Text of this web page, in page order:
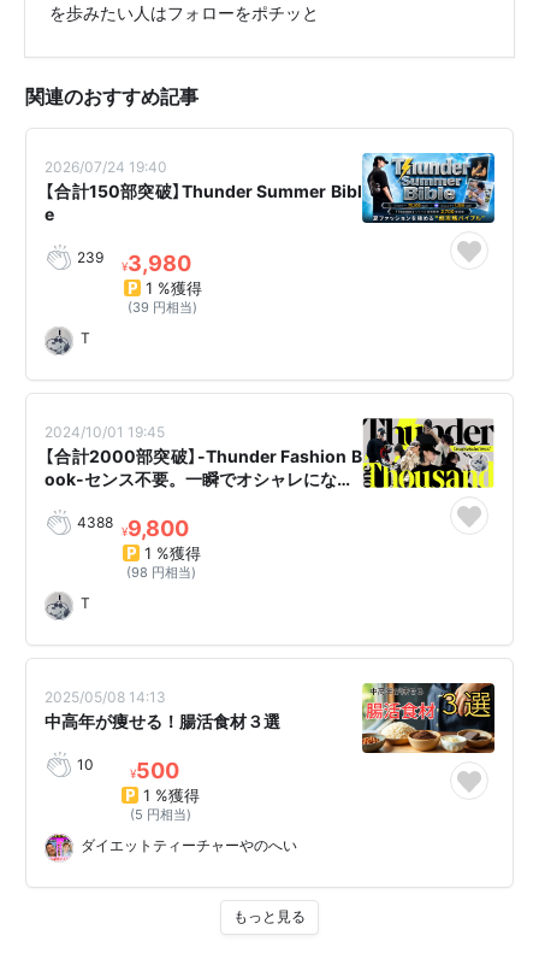
を歩みたい人はフォローをポチッと👍
関連のおすすめ記事
2026/07/24 19:40
【合計150部突破】Thunder Summer Bibl
e
239 ¥3,980
1 %獲得
(39 円相当)
T
2024/10/01 19:45
【合計2000部突破】-Thunder Fashion B
ook-センス不要。一瞬でオシャレにな…
4388 ¥9,800
1 %獲得
(98 円相当)
T
2025/05/08 14:13
中高年が痩せる！腸活食材３選
10 ¥500
1 %獲得
(5 円相当)
ダイエットティーチャーやのへい
もっと見る